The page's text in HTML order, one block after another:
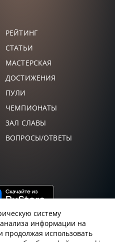
РЕЙТИНГ
СТАТЬИ
МАСТЕРСКАЯ
ДОСТИЖЕНИЯ
ПУЛИ
ЧЕМПИОНАТЫ
ЗАЛ СЛАВЫ
ВОПРОСЫ/ОТВЕТЫ
систему
информации на
использовать